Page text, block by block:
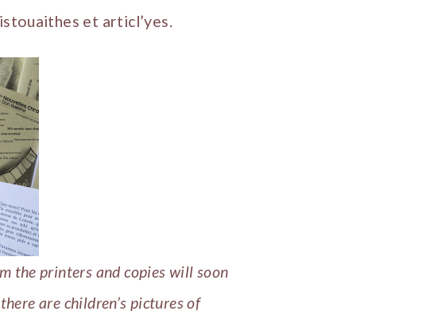
et articl’yes.
the printers and copies will soon
are children’s pictures of